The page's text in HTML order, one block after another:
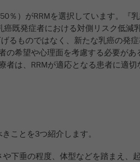
％）がRRMを選択しています。『
既発症者における対側リスク低減
るものではなく、新たな乳癌の発
希望や心理面を考慮する必要があ
は、RRMが適応となる患者に適
ことを3つ紹介します。
下垂の程度、体型などを踏まえ、